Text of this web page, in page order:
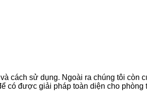
cách sử dụng. Ngoài ra chúng tôi còn
có được giải pháp toàn diện cho phòng